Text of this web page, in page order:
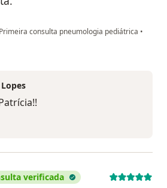
Primeira consulta pneumologia pediátrica •
verificada